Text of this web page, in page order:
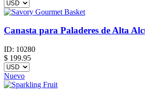
Canasta para Paladeres de Alta
ID: 10280
$ 199.95
Nuevo